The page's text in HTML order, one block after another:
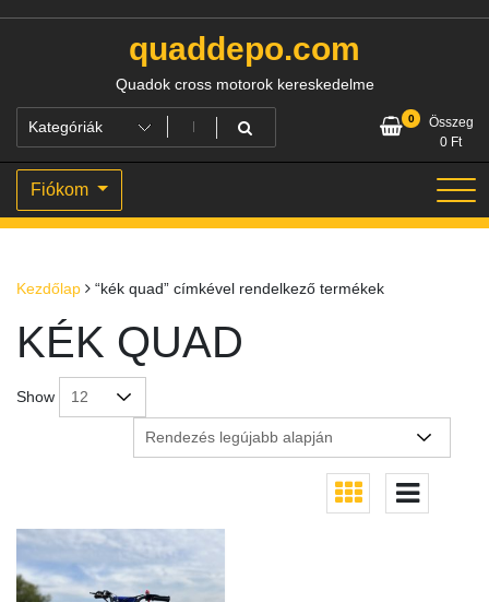
quaddepo.com
Quadok cross motorok kereskedelme
0
Összeg
0 Ft
Fiókom
Kezdőlap “kék quad” címkével rendelkező termékek
KÉK QUAD
Show